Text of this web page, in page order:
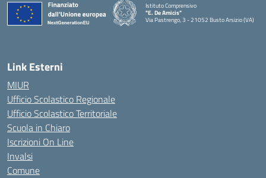
Istituto Comprensivo
"E. De Amicis"
Via Pastrengo, 3 - 21052 Busto Arsizio (VA)
Link Esterni
MIUR
Ufficio Scolastico Regionale
Ufficio Scolastico Territoriale
Scuola in Chiaro
Iscrizioni On Line
Invalsi
Comune